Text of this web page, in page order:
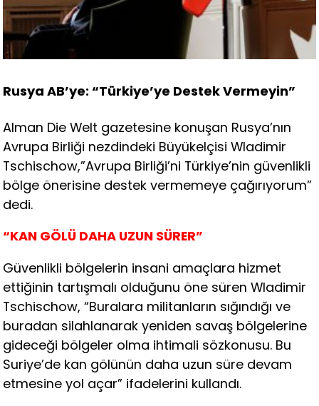
Rusya AB’ye: “Türkiye’ye Destek Vermeyin”
Alman Die Welt gazetesine konuşan Rusya’nın
Avrupa Birliği nezdindeki Büyükelçisi Wladimir
Tschischow,”Avrupa Birliği’ni Türkiye’nin güvenlikli
bölge önerisine destek vermemeye çağırıyorum”
dedi.
“KAN GÖLÜ DAHA UZUN SÜRER”
Güvenlikli bölgelerin insani amaçlara hizmet
ettiğinin tartışmalı olduğunu öne süren Wladimir
Tschischow, “Buralara militanların sığındığı ve
buradan silahlanarak yeniden savaş bölgelerine
gideceği bölgeler olma ihtimali sözkonusu. Bu
Suriye’de kan gölünün daha uzun süre devam
etmesine yol açar” ifadelerini kullandı.